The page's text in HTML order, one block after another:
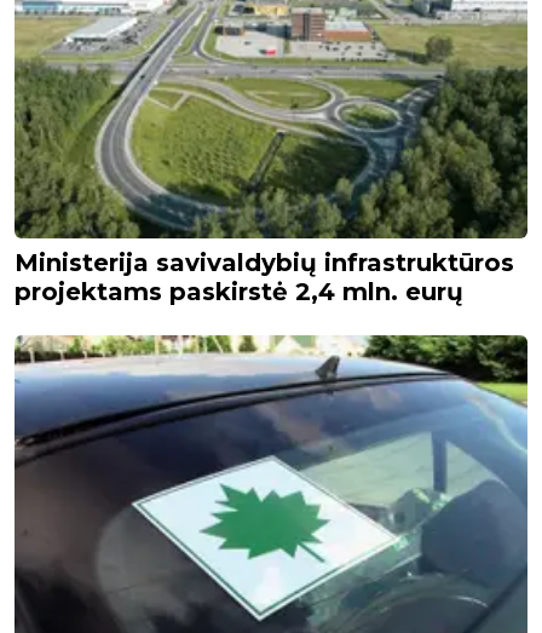
Ministerija savivaldybių infrastruktūros
projektams paskirstė 2,4 mln. eurų